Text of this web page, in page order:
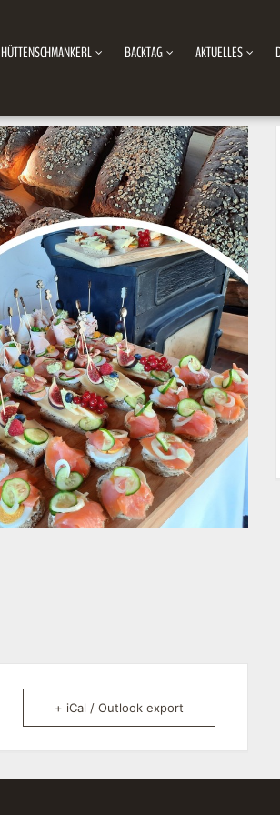
HÜTTENSCHMANKERL BACKTAG AKTUELLES
+ iCal / Outlook export